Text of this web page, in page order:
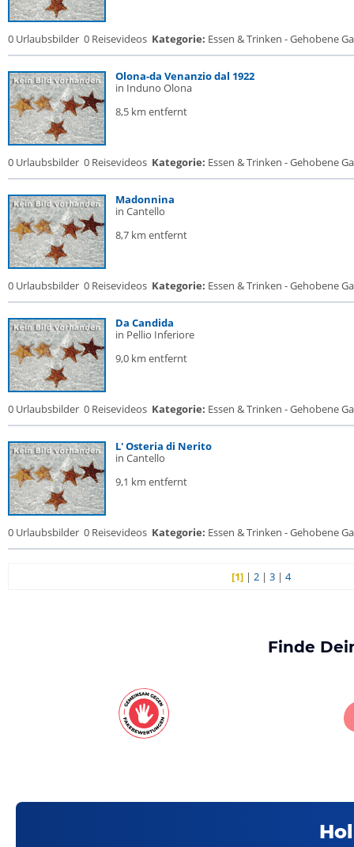
0 Urlaubsbilder 0 Reisevideos Kategorie: Essen & Trinken - Gehobene
Olona-da Venanzio dal 1922
in Induno Olona
8,5 km entfernt
0 Urlaubsbilder 0 Reisevideos Kategorie: Essen & Trinken - Gehobene
Madonnina
in Cantello
8,7 km entfernt
0 Urlaubsbilder 0 Reisevideos Kategorie: Essen & Trinken - Gehobene
Da Candida
in Pellio Inferiore
9,0 km entfernt
0 Urlaubsbilder 0 Reisevideos Kategorie: Essen & Trinken - Gehobene
L' Osteria di Nerito
in Cantello
9,1 km entfernt
0 Urlaubsbilder 0 Reisevideos Kategorie: Essen & Trinken - Gehobene
[1] |2 |3 |4
Finde